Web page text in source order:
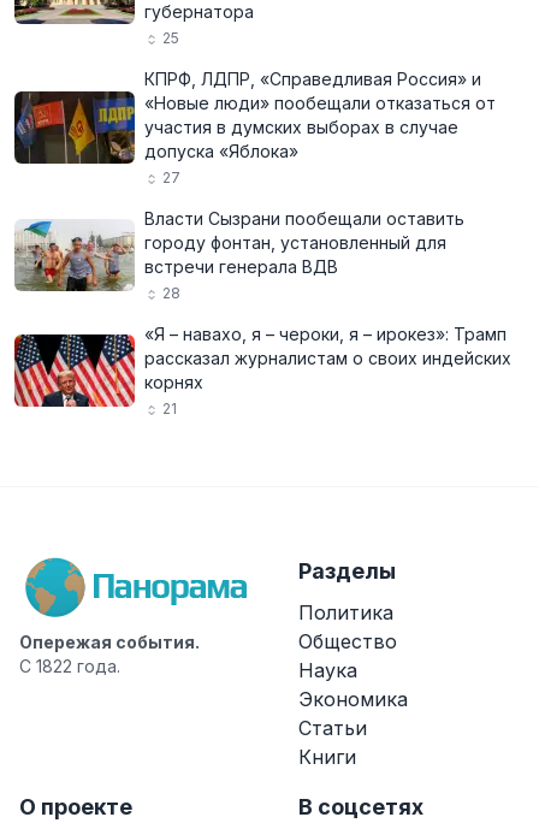
губернатора
25
КПРФ, ЛДПР, «Справедливая Россия» и
«Новые люди» пообещали отказаться от
участия в думских выборах в случае
допуска «Яблока»
27
Власти Сызрани пообещали оставить
городу фонтан, установленный для
встречи генерала ВДВ
28
«Я – навахо, я – чероки, я – ирокез»: Трамп
рассказал журналистам о своих индейских
корнях
21
Опережая события.
С 1822 года.
Разделы
Политика
Общество
Наука
Экономика
Статьи
Книги
О проекте В соцсетях